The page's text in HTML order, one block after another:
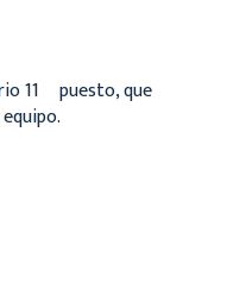
11º puesto, que